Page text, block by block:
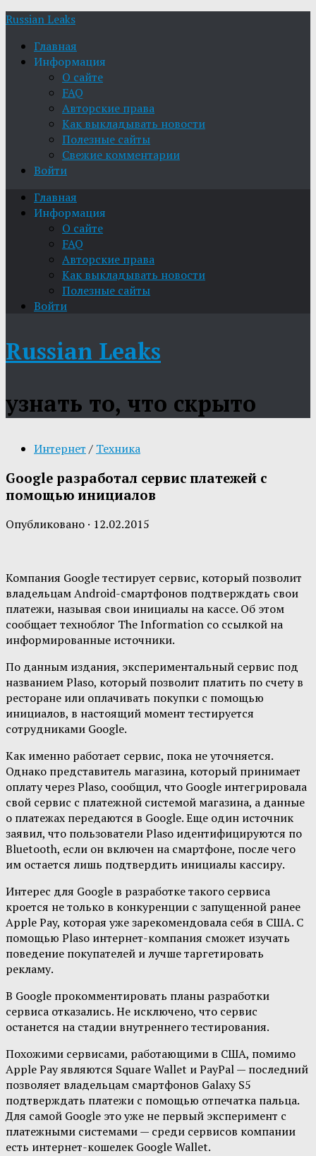
Russian Leaks
Главная
Информация
О сайте
FAQ
Авторские права
Как выкладывать новости
Полезные сайты
Свежие комментарии
Войти
Главная
Информация
О сайте
FAQ
Авторские права
Как выкладывать новости
Полезные сайты
Войти
Russian Leaks
узнать то, что скрыто
Интернет / Техника
Google разработал сервис платежей с
помощью инициалов
Опубликовано · 12.02.2015
Компания Google тестирует сервис, который позволит
владельцам Android-смартфонов подтверждать свои
платежи, называя свои инициалы на кассе. Об этом
сообщает техноблог The Information со ссылкой на
информированные источники.
По данным издания, экспериментальный сервис под
названием Plaso, который позволит платить по счету в
ресторане или оплачивать покупки с помощью
инициалов, в настоящий момент тестируется
сотрудниками Google.
Как именно работает сервис, пока не уточняется.
Однако представитель магазина, который принимает
оплату через Plaso, сообщил, что Google интегрировала
свой сервис с платежной системой магазина, а данные
о платежах передаются в Google. Еще один источник
заявил, что пользователи Plaso идентифицируются по
Bluetooth, если он включен на смартфоне, после чего
им остается лишь подтвердить инициалы кассиру.
Интерес для Google в разработке такого сервиса
кроется не только в конкуренции с запущенной ранее
Apple Pay, которая уже зарекомендовала себя в США. С
помощью Plaso интернет-компания сможет изучать
поведение покупателей и лучше таргетировать
рекламу.
В Google прокомментировать планы разработки
сервиса отказались. Не исключено, что сервис
останется на стадии внутреннего тестирования.
Похожими сервисами, работающими в США, помимо
Apple Pay являются Square Wallet и PayPal — последний
позволяет владельцам смартфонов Galaxy S5
подтверждать платежи с помощью отпечатка пальца.
Для самой Google это уже не первый эксперимент с
платежными системами — среди сервисов компании
есть интернет-кошелек Google Wallet.